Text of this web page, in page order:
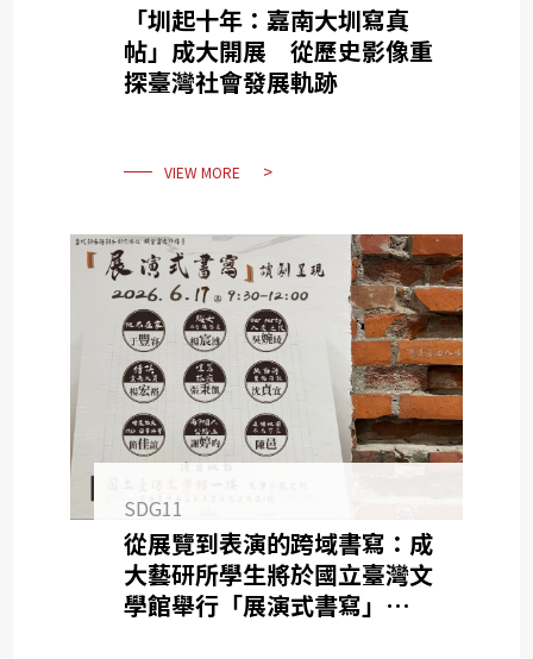
「圳起十年：嘉南大圳寫真
帖」成大開展 從歷史影像重
探臺灣社會發展軌跡
VIEW MORE
SDG11
從展覽到表演的跨域書寫：成
大藝研所學生將於國立臺灣文
學館舉行「展演式書寫」讀劇